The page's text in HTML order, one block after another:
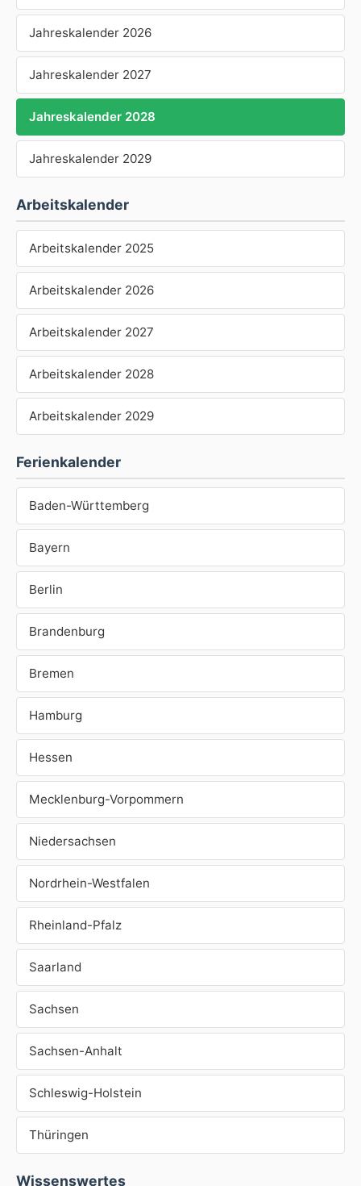
Jahreskalender 2026
Jahreskalender 2027
Jahreskalender 2028
Jahreskalender 2029
Arbeitskalender
Arbeitskalender 2025
Arbeitskalender 2026
Arbeitskalender 2027
Arbeitskalender 2028
Arbeitskalender 2029
Ferienkalender
Baden-Württemberg
Bayern
Berlin
Brandenburg
Bremen
Hamburg
Hessen
Mecklenburg-Vorpommern
Niedersachsen
Nordrhein-Westfalen
Rheinland-Pfalz
Saarland
Sachsen
Sachsen-Anhalt
Schleswig-Holstein
Thüringen
Wissenswertes